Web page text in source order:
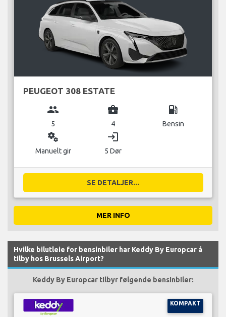
PEUGEOT 308 ESTATE
group
5
business_center
4
local_gas_station
Bensin
miscellaneous_services
Manuelt gir
login
5 Dør
SE DETALJER...
MER INFO
Hvilke bilutleie for bensinbiler har Keddy By Europcar å
tilby hos Brussels Airport?
Keddy By Europcar tilbyr følgende bensinbiler:
KOMPAKT